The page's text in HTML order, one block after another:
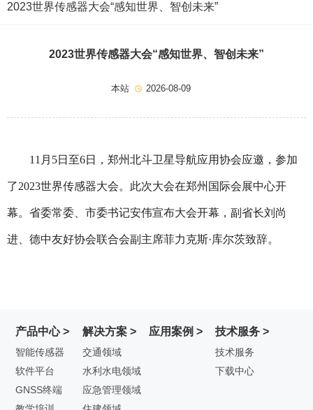
2023世界传感器大会“感知世界、智创未来”
2023世界传感器大会“感知世界、智创未来”
本站 2026-08-09
11月5日至6日，郑州北斗卫星导航应用协会应邀，参加
了2023世界传感器大会。此次大会在郑州国际会展中心开
幕。省委常委、市委书记安伟宣布大会开幕，副省长刘尚
进、德中友好协会联合会副主席菲力克斯·库尔茨致辞。
产品中心 >
智能传感器
软件平台
GNSS终端
解决方案 >
交通领域
水利水电领域
应急管理领域
应用案例 > 技术服务 >
技术服务
下载中心